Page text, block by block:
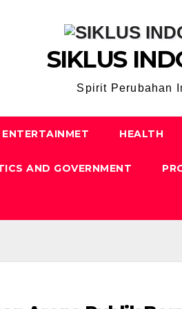
SIKLUS
Spirit Perubahan
ENTERTAINMET HEALTH
AND GOVERNMENT